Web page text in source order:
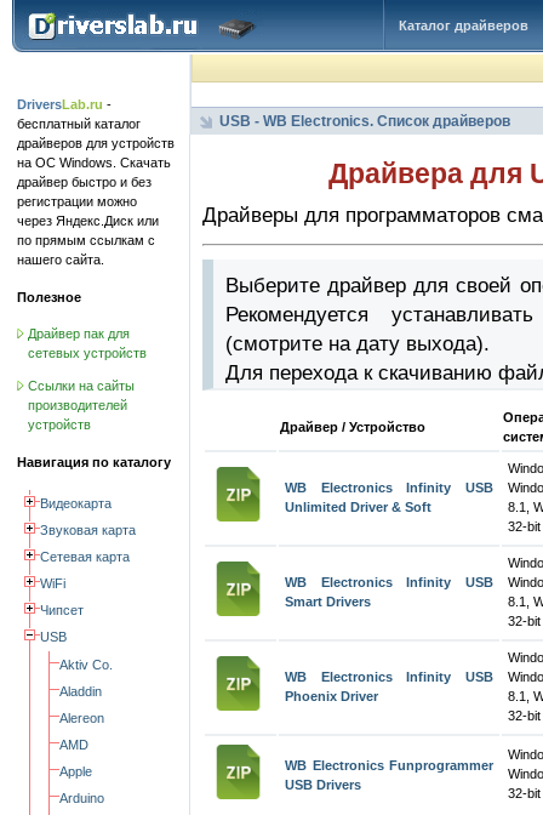
Каталог драйверов
DriversLab.ru -
бесплатный каталог
драйверов для устройств
на ОС Windows. Скачать
драйвер быстро и без
регистрации можно
через Яндекс.Диск или
по прямым ссылкам с
нашего сайта.
Полезное
Драйвер пак для
сетевых устройств
Ссылки на сайты
производителей
устройств
Навигация по каталогу
Видеокарта
Звуковая карта
Сетевая карта
WiFi
Чипсет
USB
Aktiv Co.
Aladdin
Alereon
AMD
Apple
Arduino
USB - WB Electronics. Список драйверов
Драйвера для
Драйверы для программаторов
Выберите драйвер для своей
Рекомендуется
(смотрите на дату выхода).
Для перехода к скачиванию
Драйвер / Устройство
WB Electronics Infinity USB
Unlimited Driver & Soft
8.1,
32-
WB Electronics Infinity USB
Smart Drivers
8.1,
32-
WB Electronics Infinity USB
Phoenix Driver
8.1,
32-
WB Electronics Funprogrammer
USB Drivers
32-